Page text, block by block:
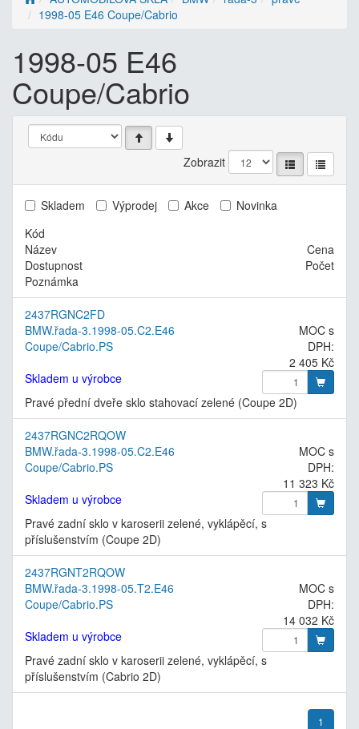
1998-05 E46 Coupe/Cabrio
1998-05 E46
Coupe/Cabrio
Zobrazit
Skladem Výprodej Akce
Novinka
Kód
Název
Cena
Dostupnost
Počet
Poznámka
2437RGNC2FD
BMW.řada-3.1998-05.C2.E46
Coupe/Cabrio.PS
MOC s
DPH:
2 405 Kč
Skladem u výrobce
Pravé přední dveře sklo stahovací zelené (Coupe 2D)
2437RGNC2RQOW
BMW.řada-3.1998-05.C2.E46
Coupe/Cabrio.PS
MOC s
DPH:
11 323 Kč
Skladem u výrobce
Pravé zadní sklo v karoserii zelené, vyklápěcí, s
příslušenstvím (Coupe 2D)
2437RGNT2RQOW
BMW.řada-3.1998-05.T2.E46
Coupe/Cabrio.PS
MOC s
DPH:
14 032 Kč
Skladem u výrobce
Pravé zadní sklo v karoserii zelené, vyklápěcí, s
příslušenstvím (Cabrio 2D)
1